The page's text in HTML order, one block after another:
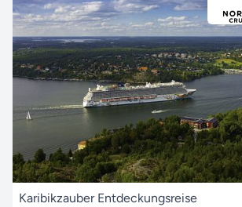
Karibikzauber Entdeckungsreise